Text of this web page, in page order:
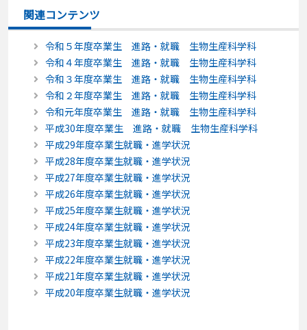
関連コンテンツ
令和５年度卒業生 進路・就職 生物生産科学科
令和４年度卒業生 進路・就職 生物生産科学科
令和３年度卒業生 進路・就職 生物生産科学科
令和２年度卒業生 進路・就職 生物生産科学科
令和元年度卒業生 進路・就職 生物生産科学科
平成30年度卒業生 進路・就職 生物生産科学科
平成29年度卒業生就職・進学状況
平成28年度卒業生就職・進学状況
平成27年度卒業生就職・進学状況
平成26年度卒業生就職・進学状況
平成25年度卒業生就職・進学状況
平成24年度卒業生就職・進学状況
平成23年度卒業生就職・進学状況
平成22年度卒業生就職・進学状況
平成21年度卒業生就職・進学状況
平成20年度卒業生就職・進学状況